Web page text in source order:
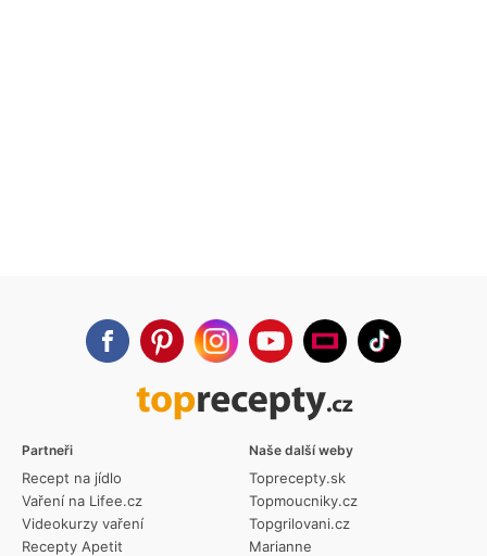
Partneři
Recept na jídlo
Vaření na Lifee.cz
Videokurzy vaření
Recepty Apetit
Naše další weby
Toprecepty.sk
Topmoucniky.cz
Topgrilovani.cz
Marianne